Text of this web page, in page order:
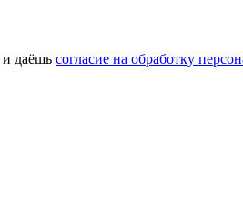
и даёшь согласие на обработку